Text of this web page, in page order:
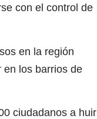
con el control de
en la región
en los barrios de
ciudadanos a huir